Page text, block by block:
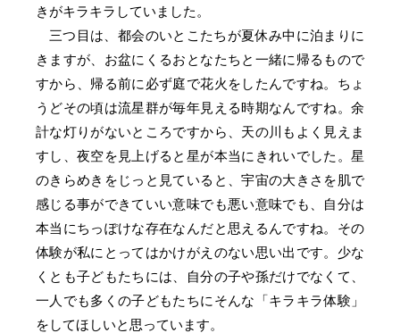
きがキラキラしていました。
三つ目は、都会のいとこたちが夏休み中に泊まりに
きますが、お盆にくるおとなたちと一緒に帰るもので
すから、帰る前に必ず庭で花火をしたんですね。ちょ
うどその頃は流星群が毎年見える時期なんですね。余
計な灯りがないところですから、天の川もよく見えま
すし、夜空を見上げると星が本当にきれいでした。星
のきらめきをじっと見ていると、宇宙の大きさを肌で
感じる事ができていい意味でも悪い意味でも、自分は
本当にちっぽけな存在なんだと思えるんですね。その
体験が私にとってはかけがえのない思い出です。少な
くとも子どもたちには、自分の子や孫だけでなくて、
一人でも多くの子どもたちにそんな「キラキラ体験」
をしてほしいと思っています。